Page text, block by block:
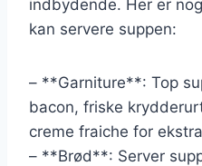
indbydende. Her er
kan servere suppen:
– **Garniture**: Top
bacon, friske
creme fraiche for
– **Brød**: Server